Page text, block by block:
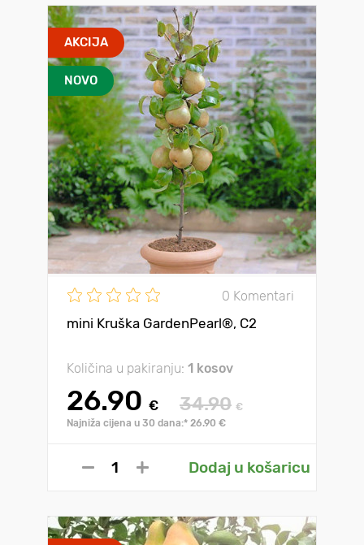
AKCIJA
NOVO
0 Komentari
mini Kruška GardenPearl®, C2
Količina u pakiranju: 1 kosov
26.90 € 34.90 €
Najniža cijena u 30 dana:* 26.90 €
Dodaj u košaricu